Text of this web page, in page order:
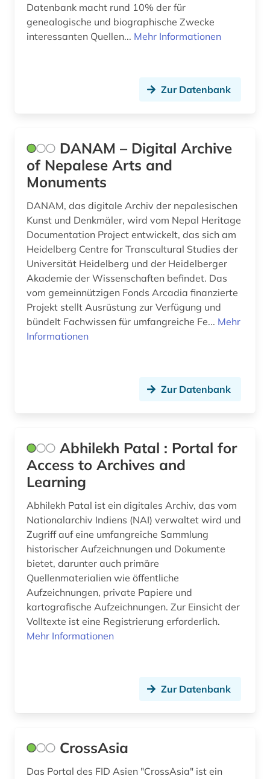
Datenbank macht rund 10% der für
genealogische und biographische Zwecke
interessanten Quellen... Mehr Informationen
Zur Datenbank
DANAM – Digital Archive
of Nepalese Arts and
Monuments
DANAM, das digitale Archiv der nepalesischen
Kunst und Denkmäler, wird vom Nepal Heritage
Documentation Project entwickelt, das sich am
Heidelberg Centre for Transcultural Studies der
Universität Heidelberg und der Heidelberger
Akademie der Wissenschaften befindet. Das
vom gemeinnützigen Fonds Arcadia finanzierte
Projekt stellt Ausrüstung zur Verfügung und
bündelt Fachwissen für umfangreiche Fe... Mehr
Informationen
Zur Datenbank
Abhilekh Patal : Portal for
Access to Archives and
Learning
Abhilekh Patal ist ein digitales Archiv, das vom
Nationalarchiv Indiens (NAI) verwaltet wird und
Zugriff auf eine umfangreiche Sammlung
historischer Aufzeichnungen und Dokumente
bietet, darunter auch primäre
Quellenmaterialien wie öffentliche
Aufzeichnungen, private Papiere und
kartografische Aufzeichnungen. Zur Einsicht der
Volltexte ist eine Registrierung erforderlich.
Mehr Informationen
Zur Datenbank
CrossAsia
Das Portal des FID Asien "CrossAsia" ist ein